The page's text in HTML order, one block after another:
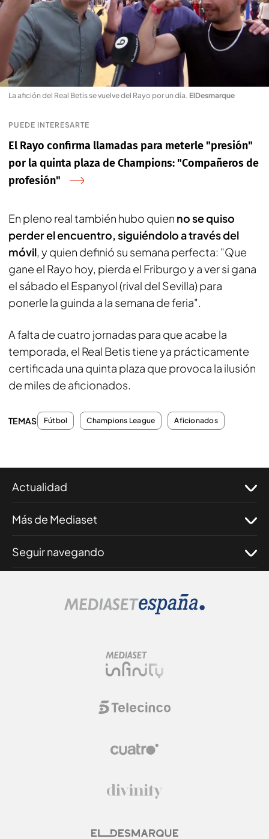
La afición del Real Betis se vuelve del Rayo por un día. ElDesmarque
PUEDE INTERESARTE
El Rayo confirma llamadas para meterle "presión"
por la quinta plaza de Champions: "Compañeros de
profesión"
En pleno real también hubo quien no se quiso
perder el encuentro, siguiéndolo a través del
móvil, y quien definió su semana perfecta: "Que
gane el Rayo hoy, pierda el Friburgo y a ver si gana
el sábado el Espanyol (rival del Sevilla) para
ponerle la guinda a la semana de feria".
A falta de cuatro jornadas para que acabe la
temporada, el Real Betis tiene ya prácticamente
certificada una quinta plaza que provoca la ilusión
de miles de aficionados.
TEMAS Fútbol Champions League Aficionados
Actualidad
Más de Mediaset
Seguir navegando